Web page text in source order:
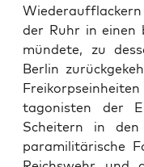
der Ruhr in einen
mün­dete, zu
Berlin
tag­o­nis­ten der
Scheit­ern in
paramil­itärische